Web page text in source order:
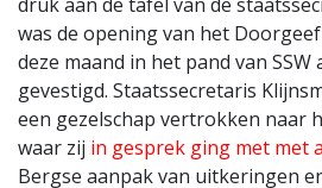
was de opening van het
deze maand in het pand van SSW
gevestigd. Staatssecretaris
een gezelschap vertrokken naar
waar zij in gesprek ging met met
Bergse aanpak van uitkeringen